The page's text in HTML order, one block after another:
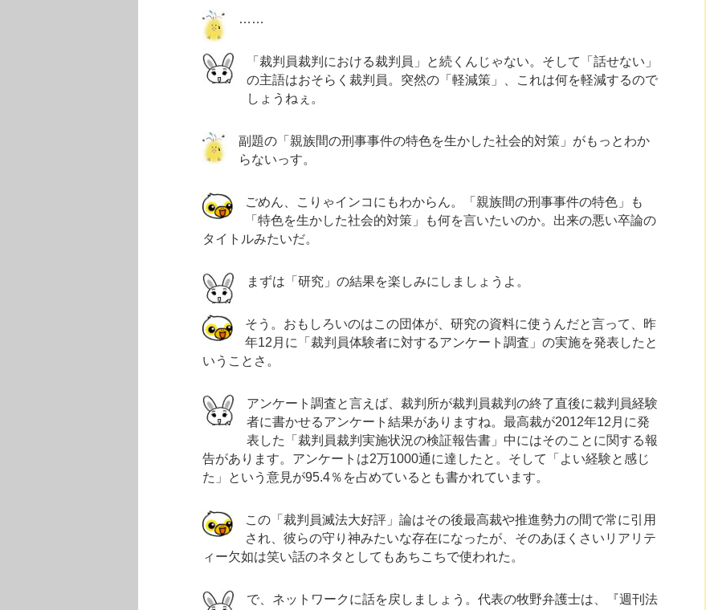
……
「裁判員裁判における裁判員」と続くんじゃない。そして「話せない」
の主語はおそらく裁判員。突然の「軽減策」、これは何を軽減するので
しょうねぇ。
副題の「親族間の刑事事件の特色を生かした社会的対策」がもっとわか
らないっす。
ごめん、こりゃインコにもわからん。「親族間の刑事事件の特色」も
「特色を生かした社会的対策」も何を言いたいのか。出来の悪い卒論の
タイトルみたいだ。
まずは「研究」の結果を楽しみにしましょうよ。
そう。おもしろいのはこの団体が、研究の資料に使うんだと言って、昨
年12月に「裁判員体験者に対するアンケート調査」の実施を発表したと
いうことさ。
アンケート調査と言えば、裁判所が裁判員裁判の終了直後に裁判員経験
者に書かせるアンケート結果がありますね。最高裁が2012年12月に発
表した「裁判員裁判実施状況の検証報告書」中にはそのことに関する報
告があります。アンケートは2万1000通に達したと。そして「よい経験と感じ
た」という意見が95.4％を占めているとも書かれています。
この「裁判員滅法大好評」論はその後最高裁や推進勢力の間で常に引用
され、彼らの守り神みたいな存在になったが、そのあほくさいリアリテ
ィー欠如は笑い話のネタとしてもあちこちで使われた。
で、ネットワークに話を戻しましょう。代表の牧野弁護士は、『週刊法